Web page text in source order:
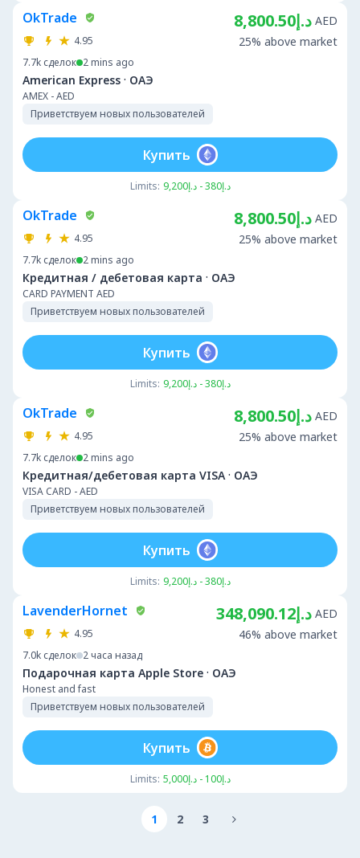
OkTrade
4.95
7.7k сделок 2 mins ago
American Express · ОАЭ
AMEX - AED
Приветствуем новых пользователей
د.إ8,800.50 AED
25% above market
Limits: د.إ380 - د.إ9,200
Купить
OkTrade
4.95
7.7k сделок 2 mins ago
Кредитная / дебетовая карта · ОАЭ
CARD PAYMENT AED
Приветствуем новых пользователей
د.إ8,800.50 AED
25% above market
Limits: د.إ380 - د.إ9,200
Купить
OkTrade
4.95
7.7k сделок 2 mins ago
Кредитная/дебетовая карта VISA · ОАЭ
VISA CARD - AED
Приветствуем новых пользователей
د.إ8,800.50 AED
25% above market
Limits: د.إ380 - د.إ9,200
Купить
LavenderHornet
4.95
7.0k сделок 2 часа назад
Подарочная карта Apple Store · ОАЭ
Honest and fast
Приветствуем новых пользователей
د.إ348,090.12 AED
46% above market
Limits: د.إ100 - د.إ5,000
Купить
1 2 3 